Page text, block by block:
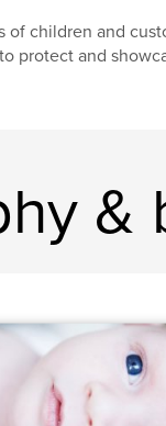
children and
protect and
&